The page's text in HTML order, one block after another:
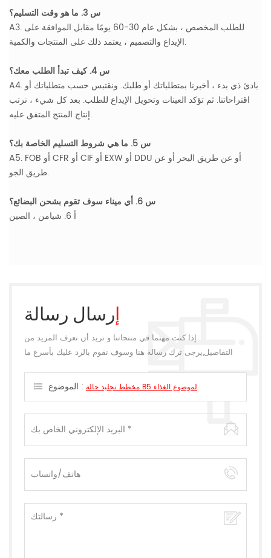
س 3. ما هو وقت التسليم؟
A3. للطلب المخصص ، بشكل عام 30-60 يومًا مقابل الموافقة على
الإيداع والتصميم ، يعتمد ذلك على المنتجات والكمية.
س 4. كيف تبدأ الطلب معك؟
A4. بادئ ذي بدء ، أخبرنا بمتطلباتك أو طلبك. ونقتبس حسب متطلباتك أو
اقتراحاتنا. ثم تؤكد العينات وتحويل الإيداع للطلب. بعد كل شيء ، نرتب
إنتاج المنتج المتفق عليه.
س 5. ما هي شروط التسليم الخاصة بك؟
A5. FOB أو CFR أو CIF أو EXW أو DDU أو عن طريق البحر أو عن
طريق الجو.
س 6. أي ميناء سوف تقوم بشحن البضائع؟
أ 6. شيامن ، الصين
إرسال رسالة
إذا كنت مهتما في منتجاتنا و تريد أن تعرف المزيد من
التفاصيل,يرجى ترك رسالة هنا وسوف نقوم بالرد عليك بأسرع ما
الموضوع : مخطط تجليد حالة B5 لموضوع الغذاء